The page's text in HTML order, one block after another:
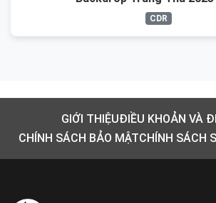
CDR
GIỚI THIỆUĐIỀU KHOẢN VÀ
CHÍNH SÁCH BẢO MẬTCHÍNH SÁCH